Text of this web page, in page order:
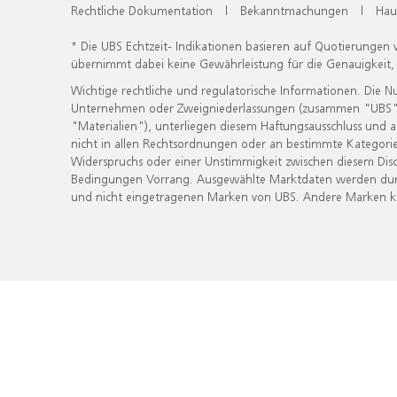
Rechtliche Dokumentation | Bekanntmachungen |
* Die UBS Echtzeit- Indikationen basieren auf
übernimmt dabei keine Gewährleistung für die
Wichtige rechtliche und regulatorische Informationen. Die
Unternehmen oder Zweigniederlassungen (zusammen
"Materialien"), unterliegen diesem Haftungsausschluss
nicht in allen Rechtsordnungen oder an bestimmte
Widerspruchs oder einer Unstimmigkeit zwischen diesem
Bedingungen Vorrang. Ausgewählte Marktdaten werden
und nicht eingetragenen Marken von UBS. Andere Marken